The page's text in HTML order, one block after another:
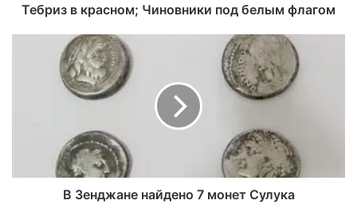
Тебриз в красном; Чиновники под белым флагом
В Зенджане найдено 7 монет Сулука